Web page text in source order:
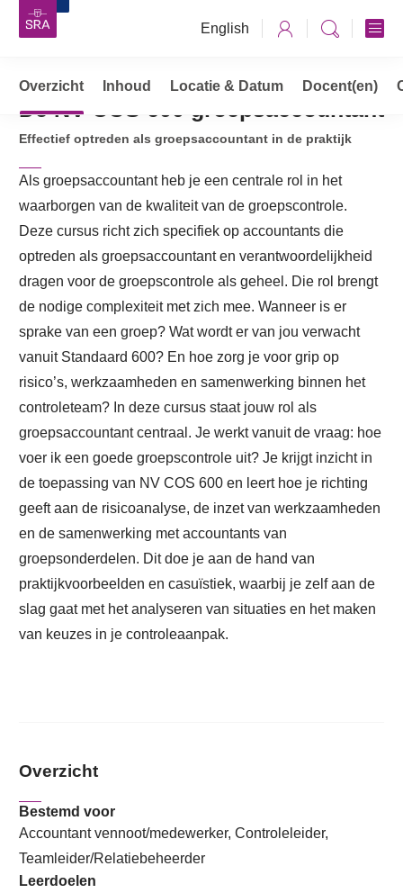
English
Opleidingen, cursussen & trainingen
De NV COS 600 groepsaccountant
Effectief optreden als groepsaccountant in de praktijk
Als groepsaccountant heb je een centrale rol in het
waarborgen van de kwaliteit van de groepscontrole.
Deze cursus richt zich specifiek op accountants die
optreden als groepsaccountant en verantwoordelijkheid
dragen voor de groepscontrole als geheel. Die rol brengt
de nodige complexiteit met zich mee. Wanneer is er
sprake van een groep? Wat wordt er van jou verwacht
vanuit Standaard 600? En hoe zorg je voor grip op
risico’s, werkzaamheden en samenwerking binnen het
controleteam? In deze cursus staat jouw rol als
groepsaccountant centraal. Je werkt vanuit de vraag: hoe
voer ik een goede groepscontrole uit? Je krijgt inzicht in
de toepassing van NV COS 600 en leert hoe je richting
geeft aan de risicoanalyse, de inzet van werkzaamheden
en de samenwerking met accountants van
groepsonderdelen. Dit doe je aan de hand van
praktijkvoorbeelden en casuïstiek, waarbij je zelf aan de
slag gaat met het analyseren van situaties en het maken
van keuzes in je controleaanpak.
Overzicht Inhoud Locatie & Datum Docent(en)
Overzicht
Bestemd voor
Accountant vennoot/medewerker, Controleleider,
Teamleider/Relatiebeheerder
Leerdoelen